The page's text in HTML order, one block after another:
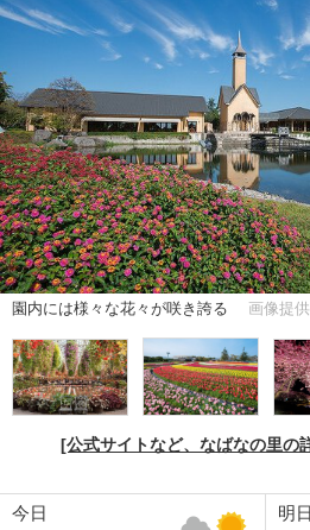
園内には様々な花々が咲き誇る 画像提
[公式サイトなど、なばなの里の
今日 明日